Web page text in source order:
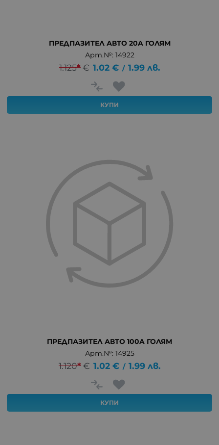
ПРЕДПАЗИТЕЛ АВТО 20A ГОЛЯМ
Арт.№: 14922
1.125* € 1.02 € / 1.99 лв.
КУПИ
ПРЕДПАЗИТЕЛ АВТО 100A ГОЛЯМ
Арт.№: 14925
1.120* € 1.02 € / 1.99 лв.
КУПИ